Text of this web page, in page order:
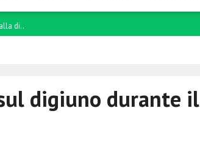
..
digiuno durante il